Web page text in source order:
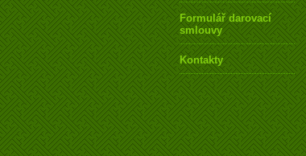
Formulář darovací
smlouvy
Kontakty